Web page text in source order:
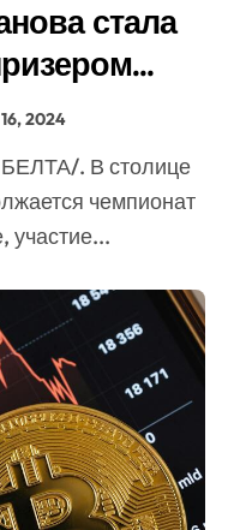
стала
2024
чемпионат
участие...